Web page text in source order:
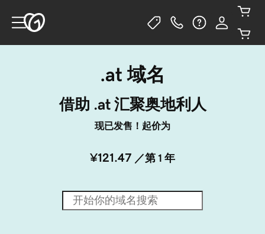
.at 域名
借助 .at 汇聚奥地利人
现已发售！起价为
¥121.47 ／第 1 年